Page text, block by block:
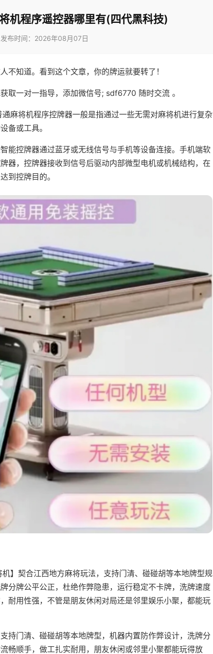
机程序遥控器哪里有(四代黑科技)
发布时间：2026年08月07日
不知道。看到这个文章，你的牌运就要转了！
取一对一指导，添加微信号; sdf6770 随时交流 。
麻将机程序控牌器一般是指通过一些无需对麻将机进行复杂
备或工具。
能控牌器通过蓝牙或无线信号与手机等设备连接。手机端软
器，控牌器接收到信号后驱动内部微型电机或机械结构，在
到控牌目的。
机】契合江西地方麻将玩法，支持门清、碰碰胡等本地牌型规
分牌公平公正，杜绝作弊隐患，运行稳定不卡牌，洗牌速度
耐用性强，不管是朋友休闲对局还是邻里娱乐小聚，都能玩
持门清、碰碰胡等本地牌型，机器内置防作弊设计，洗牌分
畅顺手，做工扎实耐用，朋友休闲或邻里小聚都能玩得放